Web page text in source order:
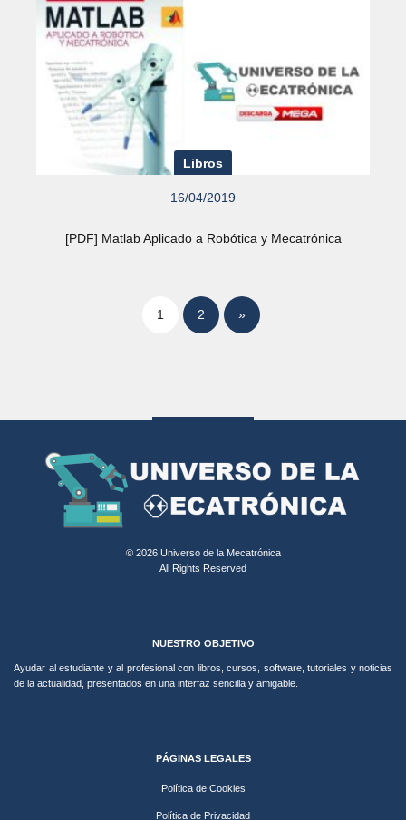
Libros
16/04/2019
[PDF] Matlab Aplicado a Robótica y Mecatrónica
1 2 »
© 2026 Universo de la Mecatrónica
All Rights Reserved
NUESTRO OBJETIVO
Ayudar al estudiante y al profesional con libros, cursos, software, tutoriales y noticias
de la actualidad, presentados en una interfaz sencilla y amigable.
PÁGINAS LEGALES
Política de Cookies
Política de Privacidad